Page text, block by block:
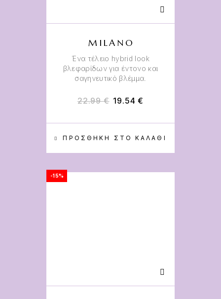
ΠΡΟΣΘΉΚΗ ΣΤΟ ΚΑΛΆΘΙ
MILANO
Ένα τέλειο hybrid look
βλεφαρίδων για έντονο και
σαγηνευτικό βλέμμα.
22.99€ 19.54€
-15%